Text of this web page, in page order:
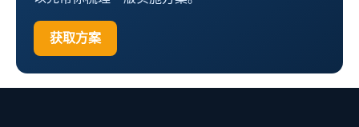
获取方案